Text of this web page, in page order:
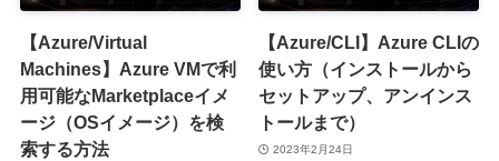
【Azure/Virtual
Machines】Azure VMで利
用可能なMarketplaceイメ
ージ（OSイメージ）を検
索する方法
【Azure/CLI】Azure CLIの
使い方（インストールから
セットアップ、アンインス
トールまで）
2023年2月24日